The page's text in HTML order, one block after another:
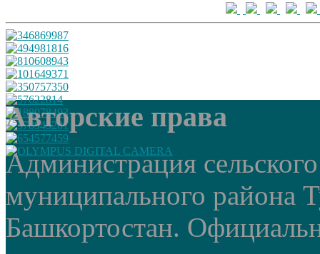
Авторские права
Администрация
муниципального района
Башкортостан.